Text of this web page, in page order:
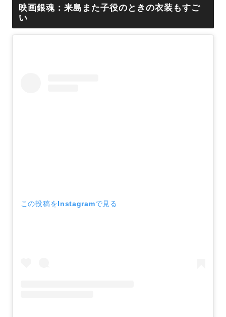
映画銀魂：来島また子役のときの衣装もすご
い
この投稿をInstagramで見る